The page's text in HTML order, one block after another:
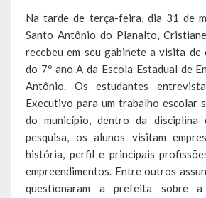
Secretarias
Estrutura e Competências
Educação e Cultura
Obras e Viação
Saúde e Assistência Social
Desenvolvimento, Indústria, Comércio,
Serviços Urbanos
Na tarde de terça-feira, dia 31 de
Santo Antônio do Planalto,
recebeu em seu gabinete a visita de
do 7º ano A da Escola Estadual de
Antônio. Os estudantes
Executivo para um trabalho escolar
do município, dentro da disciplina
pesquisa, os alunos visitam
história, perfil e principais
empreendimentos. Entre outros
questionaram a prefeita sobre a